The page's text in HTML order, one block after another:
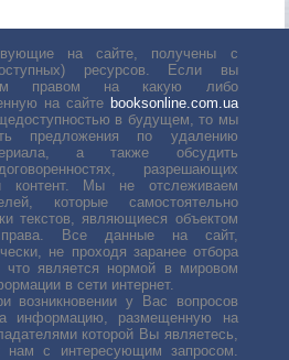
на сайте, получены с
ресурсов. Если вы
правом на какую либо
на сайте booksonline.com.ua
в будущем, то мы
предложения по удалению
а также обсудить
разрешающих
контент. Мы не отслеживаем
которые самостоятельно
текстов, являющиеся объектом
права. Все данные на сайт,
не проходя заранее отбора
является нормой в мировом
в сети интернет.
возникновении у Вас вопросов
информацию, размещенную на
которой Вы являетесь,
нам с интересующим запросом.